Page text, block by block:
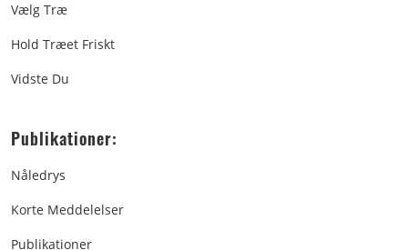
Vælg Træ
Hold Træet Friskt
Vidste Du
Publikationer:
Nåledrys
Korte Meddelelser
Publikationer